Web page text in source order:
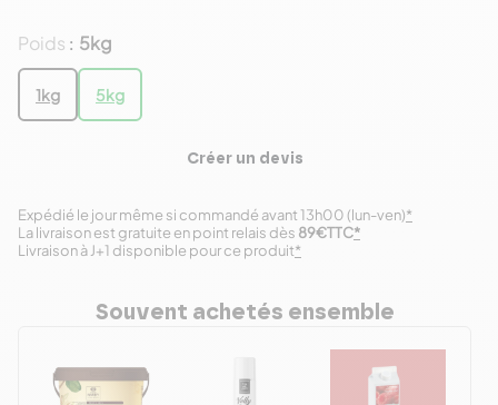
Poids : 5kg
1kg 5kg
Créer un devis
Expédié le jour même si commandé avant 13h00 (lun-ven)*
Livraison à J+1 disponible pour ce produit*
La livraison est gratuite en point relais dès 89€TTC*
Souvent achetés ensemble